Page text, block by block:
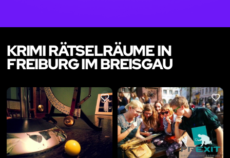
KRIMI RÄTSELRÄUME IN
FREIBURG IM BREISGAU
LIKE LIKE